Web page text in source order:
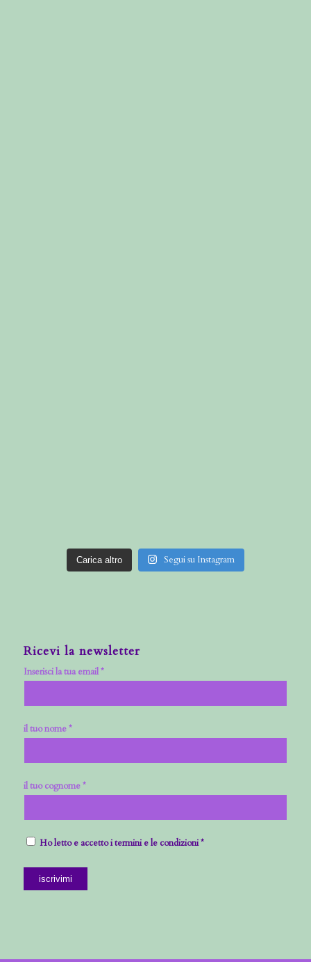
Carica altro Segui su Instagram
Ricevi la newsletter
Inserisci la tua email *
il tuo nome *
il tuo cognome *
Ho letto e accetto i termini e le condizioni *